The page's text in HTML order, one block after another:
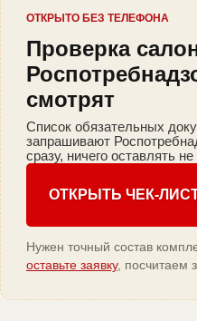
ОТКРЫТО БЕЗ ТЕЛЕФОНА
Проверка
смотрят
Список обязательных
запрашивают
сразу, ничего оставлять
ОТКРЫТЬ ЧЕК-
Нужен точный состав
оставьте заявку, посчитаем